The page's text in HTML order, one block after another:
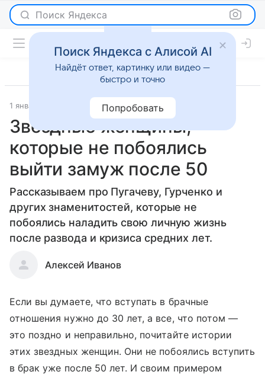
Поиск Яндекса
1 января 2020 История успеха
Звездные женщины,
которые не побоялись
выйти замуж после 50
Рассказываем про Пугачеву, Гурченко и
других знаменитостей, которые не
побоялись наладить свою личную жизнь
после развода и кризиса средних лет.
Алексей Иванов
Если вы думаете, что вступать в брачные
отношения нужно до 30 лет, а все, что потом —
это поздно и неправильно, почитайте истории
этих звездных женщин. Они не побоялись вступить
в брак уже после 50 лет. И своим примером
Поиск Яндекса с Алисой AI
Найдёт ответ, картинку или видео —
быстро и точно
Попробовать